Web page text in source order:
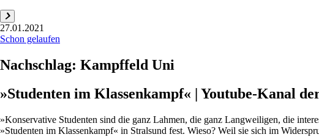
27.01.2021
Schon gelaufen
Nachschlag: Kampffeld Uni
»Studenten im Klassenkampf« | Youtube-Kanal
»Konservative Studenten sind die ganz Lahmen, die ganz Langweiligen, die
»Studenten im Klassenkampf« in Stralsund fest. Wieso? Weil sie sich im